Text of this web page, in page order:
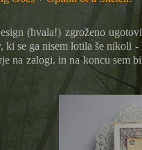
(hvala!) zgroženo
se ga nisem lotila še
na zalogi. in na koncu sem